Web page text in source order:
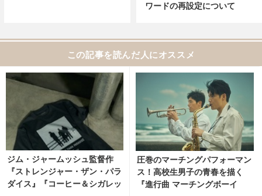
ワードの再設定について
この記事を読んだ人にオススメ
ジム・ジャームッシュ監督作
『ストレンジャー・ザン・パラ
ダイス』『コーヒー＆シガレッ
圧巻のマーチングパフォーマン
ス！高校生男子の青春を描く
『進行曲 マーチングボーイ